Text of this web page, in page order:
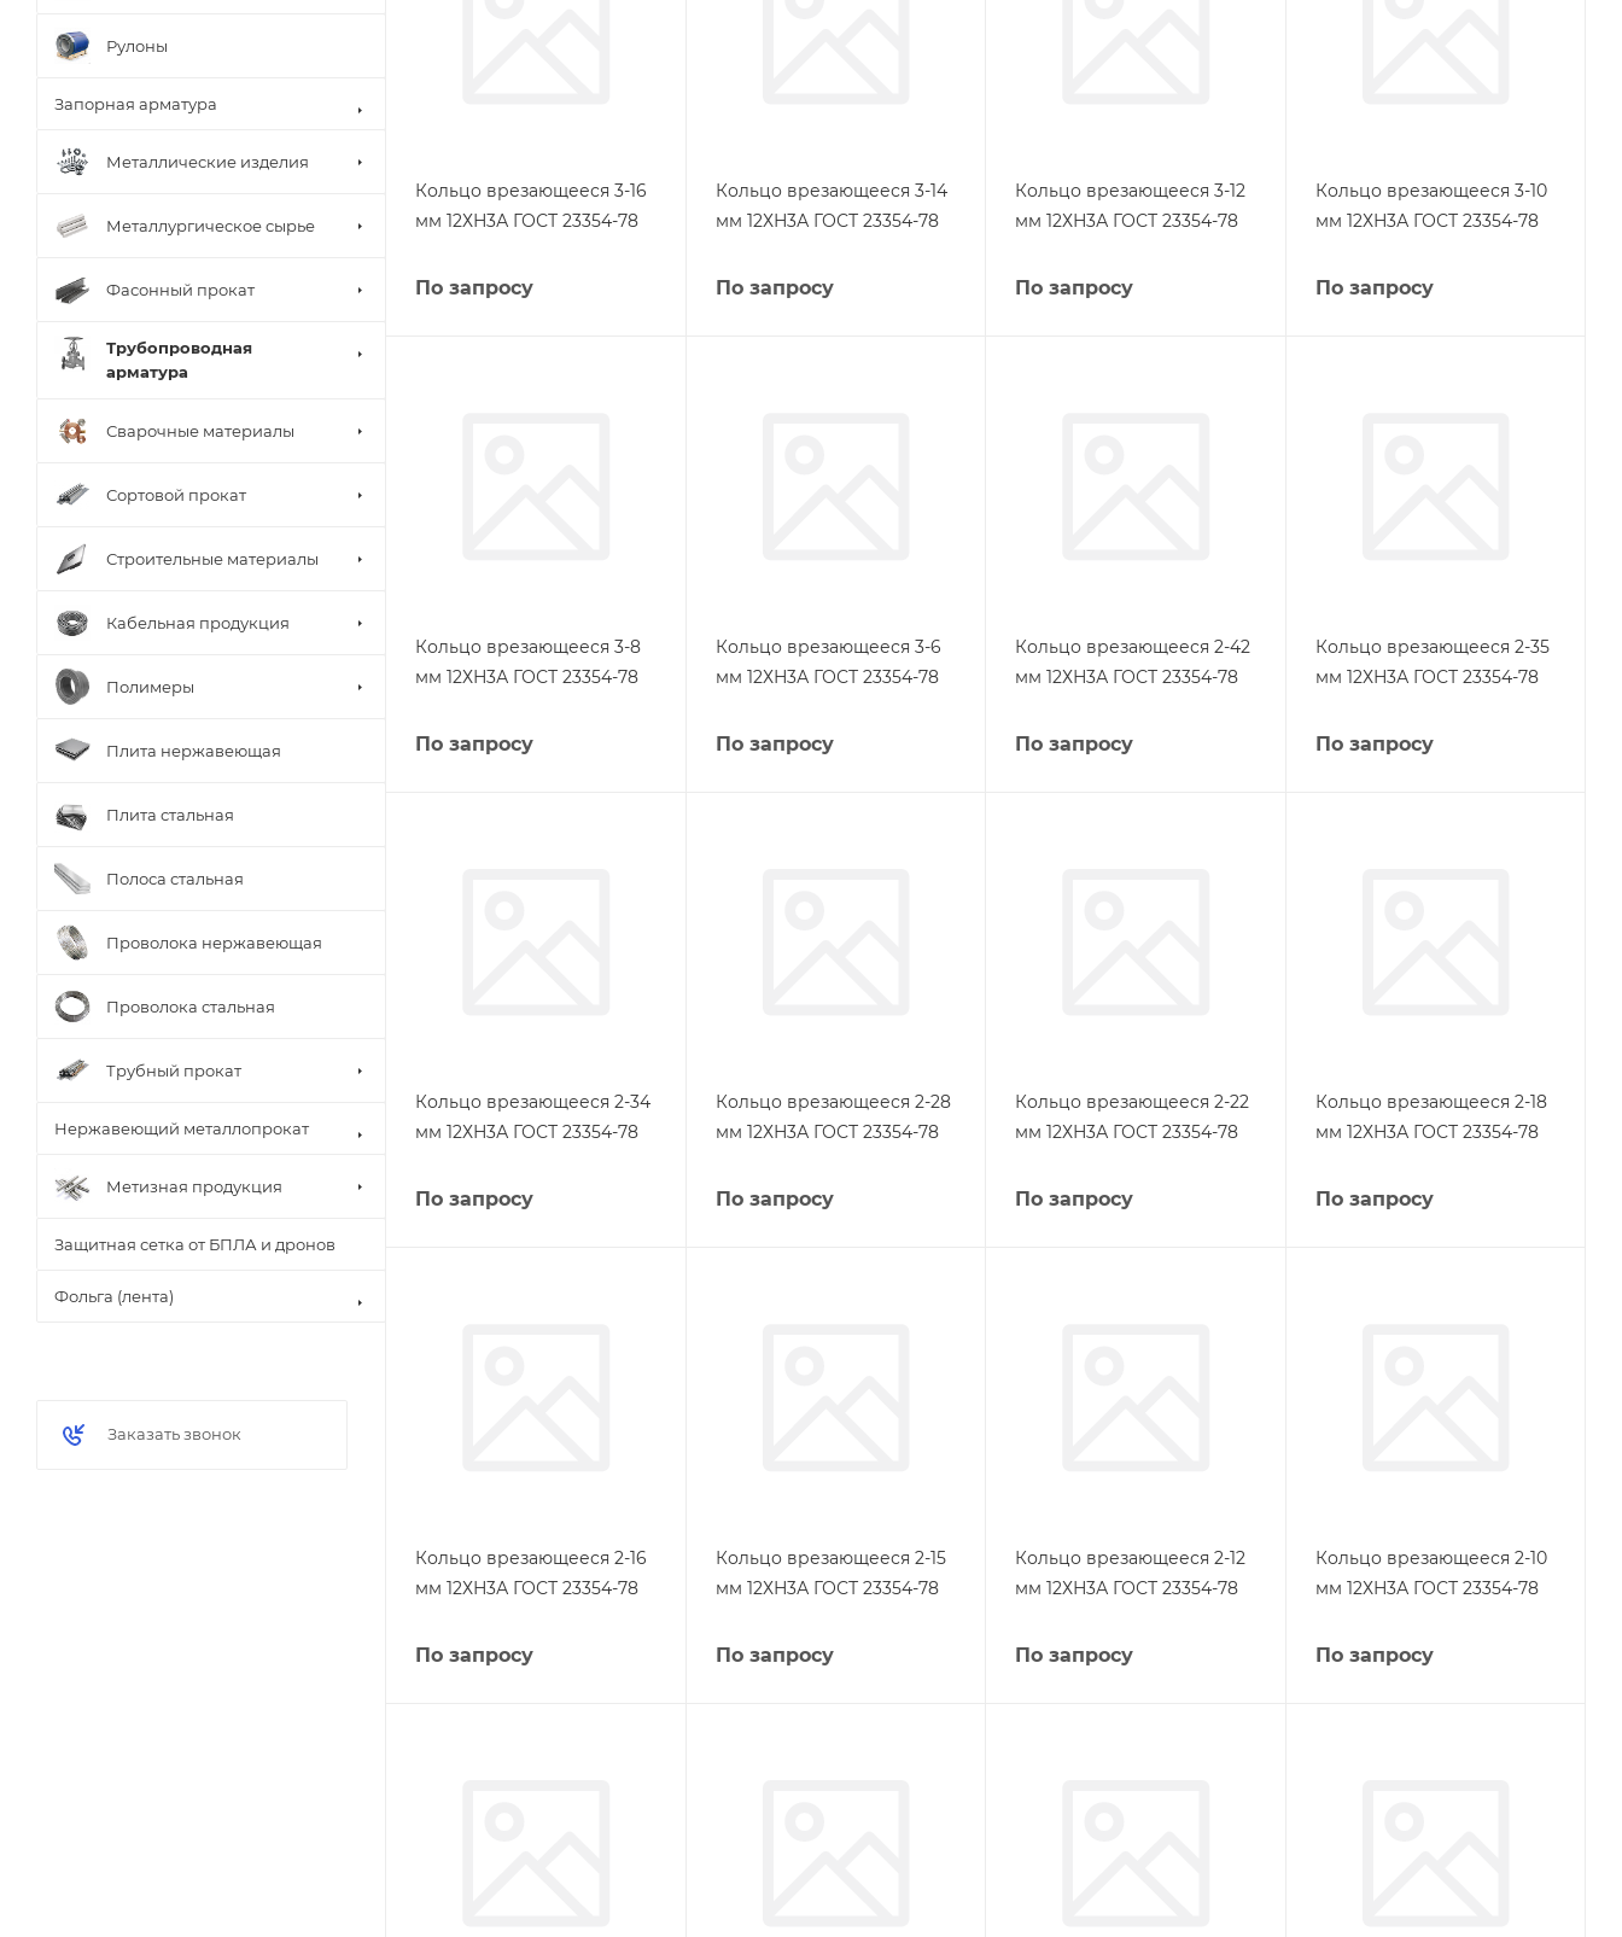
Кольцо врезающееся 3-16
мм 12ХН3А ГОСТ 23354-78
По запросу
Кольцо врезающееся 3-14
мм 12ХН3А ГОСТ 23354-78
По запросу
Кольцо врезающееся 3-12
мм 12ХН3А ГОСТ 23354-78
По запросу
Кольцо врезающееся 3-10
мм 12ХН3А ГОСТ 23354-78
По запросу
Кольцо врезающееся 3-8
мм 12ХН3А ГОСТ 23354-78
По запросу
Кольцо врезающееся 3-6
мм 12ХН3А ГОСТ 23354-78
По запросу
Кольцо врезающееся 2-42
мм 12ХН3А ГОСТ 23354-78
По запросу
Кольцо врезающееся 2-35
мм 12ХН3А ГОСТ 23354-78
По запросу
Кольцо врезающееся 2-34
мм 12ХН3А ГОСТ 23354-78
По запросу
Кольцо врезающееся 2-28
мм 12ХН3А ГОСТ 23354-78
По запросу
Кольцо врезающееся 2-22
мм 12ХН3А ГОСТ 23354-78
По запросу
Кольцо врезающееся 2-18
мм 12ХН3А ГОСТ 23354-78
По запросу
Кольцо врезающееся 2-16
мм 12ХН3А ГОСТ 23354-78
По запросу
Кольцо врезающееся 2-15
мм 12ХН3А ГОСТ 23354-78
По запросу
Кольцо врезающееся 2-12
мм 12ХН3А ГОСТ 23354-78
По запросу
Кольцо врезающееся 2-10
мм 12ХН3А ГОСТ 23354-78
По запросу
Рулоны
Запорная арматура
Металлические изделия
Металлургическое сырье
Фасонный прокат
Трубопроводная
арматура
Сварочные материалы
Сортовой прокат
Строительные материалы
Кабельная продукция
Полимеры
Плита нержавеющая
Плита стальная
Полоса стальная
Проволока нержавеющая
Проволока стальная
Трубный прокат
Нержавеющий металлопрокат
Метизная продукция
Защитная сетка от БПЛА и дронов
Фольга (лента)
Заказать звонок